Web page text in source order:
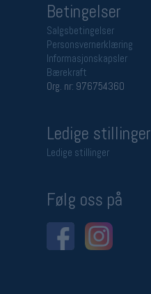
Betingelser
Salgsbetingelser
Personsvernerklæring
Informasjonskapsler
Bærekraft
Org. nr: 976754360
Ledige stillinger
Ledige stillinger
Følg oss på